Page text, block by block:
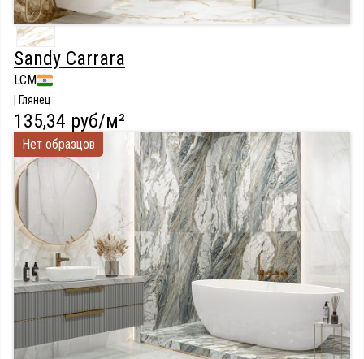
Sandy Carrara
LCM
| Глянец
135,34 руб/м²
Нет образцов